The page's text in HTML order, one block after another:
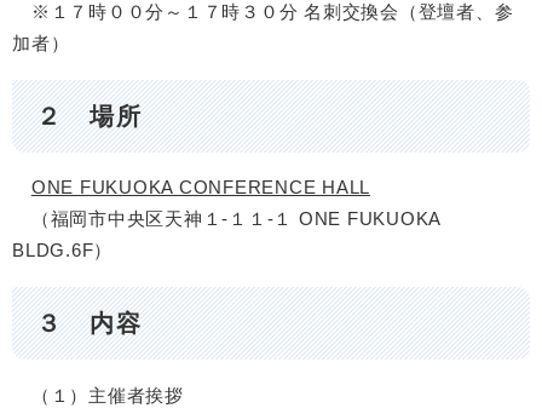
※１７時００分～１７時３０分 名刺交換会（登壇者、参
加者）
２ 場所
ONE FUKUOKA CONFERENCE HALL
（福岡市中央区天神１-１１-１ ONE FUKUOKA
BLDG.6F）
３ 内容​
（１）主催者挨拶